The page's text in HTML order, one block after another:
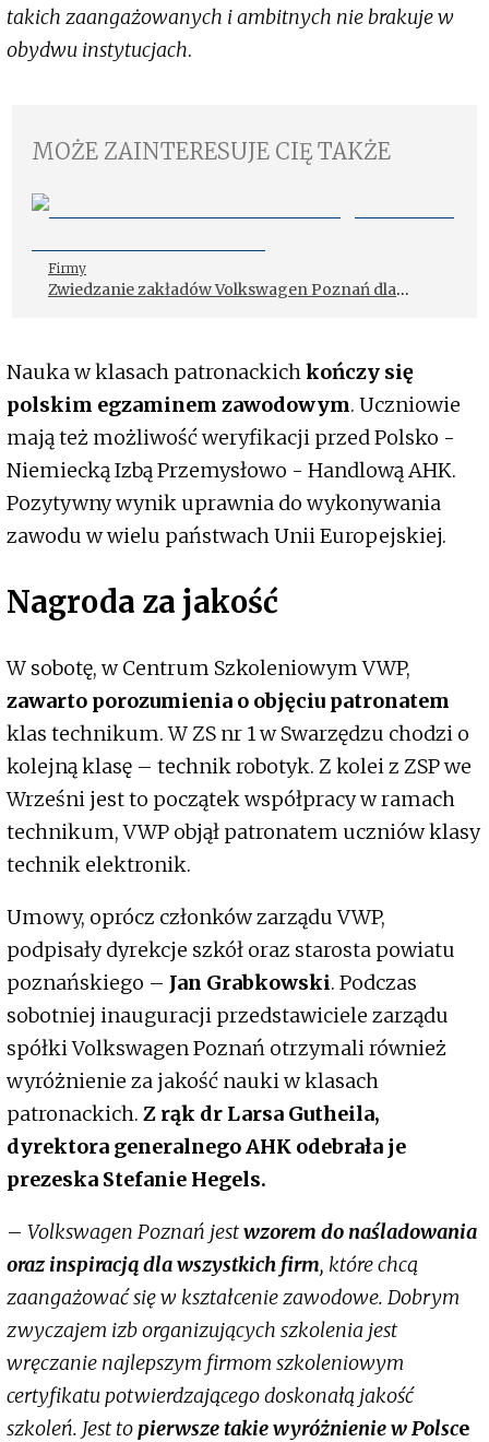
takich zaangażowanych i ambitnych nie brakuje w
obydwu instytucjach.
MOŻE ZAINTERESUJE CIĘ TAKŻE
Firmy
Zwiedzanie zakładów Volkswagen Poznań dla
Nauka w klasach patronackichkończy się
polskim egzaminem zawodowym. Uczniowie
mają też możliwość weryfikacji przed Polsko -
Niemiecką Izbą Przemysłowo - Handlową AHK.
Pozytywny wynik uprawnia do wykonywania
zawodu w wielu państwach Unii Europejskiej.
Nagroda za jakość
W sobotę, w Centrum Szkoleniowym VWP,
zawarto porozumienia o objęciu patronatem
klas technikum. W ZS nr 1 w Swarzędzu chodzi o
kolejną klasę – technik robotyk. Z kolei z ZSP we
Wrześni jest to początek współpracy w ramach
technikum, VWP objął patronatem uczniów klasy
technik elektronik.
Umowy, oprócz członków zarządu VWP,
podpisały dyrekcje szkół oraz starosta powiatu
poznańskiego – Jan Grabkowski. Podczas
sobotniej inauguracji przedstawiciele zarządu
spółki Volkswagen Poznań otrzymali również
wyróżnienie za jakość nauki w klasach
patronackich. Z rąk dr Larsa Gutheila,
dyrektora generalnego AHK odebrała je
prezeska Stefanie Hegels.
– Volkswagen Poznań jestwzorem do naśladowania
oraz inspiracją dla wszystkich firm, które chcą
zaangażować się w kształcenie zawodowe. Dobrym
zwyczajem izb organizujących szkolenia jest
wręczanie najlepszym firmom szkoleniowym
certyfikatu potwierdzającego doskonałą jakość
szkoleń. Jest topierwsze takie wyróżnienie w Polsce